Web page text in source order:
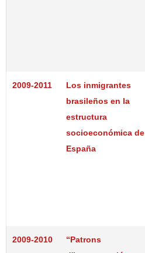
2009-2011
Los inmigrantes
brasileños en la
estructura
socioeconómica de
España
2009-2010
“Patrons